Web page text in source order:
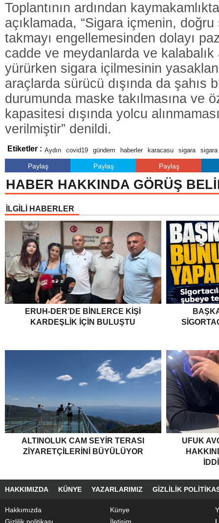
Toplantının ardından
açıklamada, “Sigara içmenin,
takmayı engellemesinden dolayı
cadde ve meydanlarda ve kalabalık
yürürken sigara içilmesinin
araçlarda sürücü dışında da şahıs
durumunda maske takılmasına ve
kapasitesi dışında yolcu
verilmiştir” denildi.
Etiketler : Aydın covid19 gündem haberler karacasu sigara sigara
Paylaş Paylaş Paylaş
HABER HAKKINDA GÖRÜŞ
İLGİLİ HABERLER
ERUH-DER’DE BINLERCE KIŞI
KARDEŞLIK İÇIN BULUŞTU
ALTINOLUK CAM SEYIR TERASI
ZIYARETÇILERINI BÜYÜLÜYOR
UFUK
HAKKIMIZDA KÜNYE YAZARLARIMIZ GIZLILIK
Hakkımızda Künye